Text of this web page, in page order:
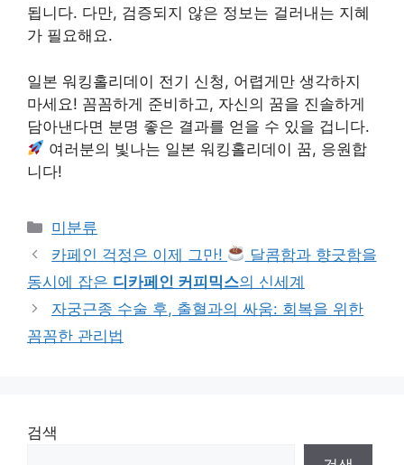
됩니다. 다만, 검증되지 않은 정보는 걸러내는 지혜
가 필요해요.
일본 워킹홀리데이 전기 신청, 어렵게만 생각하지
마세요! 꼼꼼하게 준비하고, 자신의 꿈을 진솔하게
담아낸다면 분명 좋은 결과를 얻을 수 있을 겁니다.
여러분의 빛나는 일본 워킹홀리데이 꿈, 응원합
니다!
Categories
미분류
카페인 걱정은 이제 그만!
달콤함과 향긋함을
동시에 잡은 디카페인 커피믹스의 신세계
자궁근종 수술 후, 출혈과의 싸움: 회복을 위한
꼼꼼한 관리법
검색